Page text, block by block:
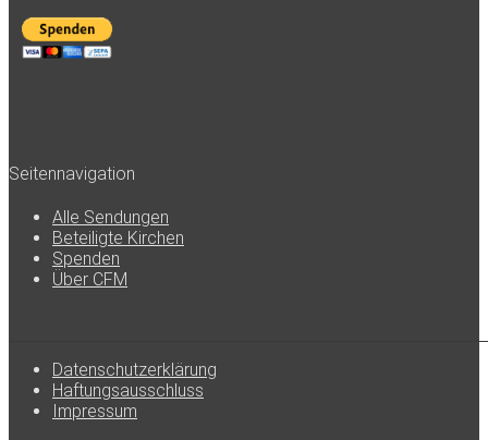
Seitennavigation
Alle Sendungen
Beteiligte Kirchen
Spenden
Über CFM
Datenschutzerklärung
Haftungsausschluss
Impressum